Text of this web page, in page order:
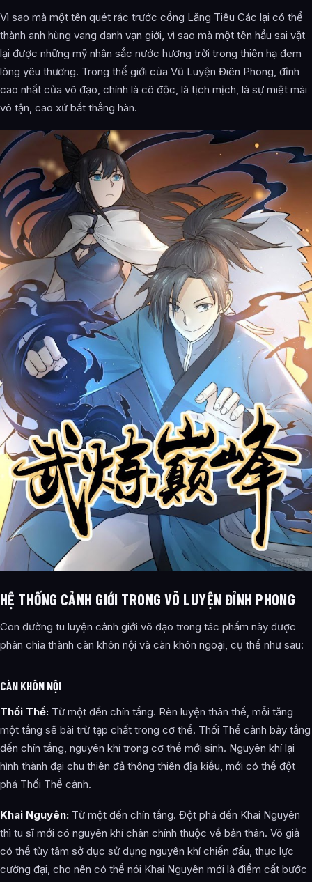
Vì sao mà một tên quét rác trước cổng Lăng Tiêu Các lại có thể
thành anh hùng vang danh vạn giới, vì sao mà một tên hầu sai vặt
lại được những mỹ nhân sắc nước hương trời trong thiên hạ đem
lòng yêu thương. Trong thế giới của Vũ Luyện Điên Phong, đỉnh
cao nhất của võ đạo, chính là cô độc, là tịch mịch, là sự miệt mài
vô tận, cao xứ bất thắng hàn.
HỆ THỐNG CẢNH GIỚI TRONG VÕ LUYỆN ĐỈNH PHONG
Con đường tu luyện cảnh giới võ đạo trong tác phẩm này được
phân chia thành càn khôn nội và càn khôn ngoại, cụ thể như sau:
CÀN KHÔN NỘI
Thối Thể: Từ một đến chín tầng. Rèn luyện thân thể, mỗi tăng
một tầng sẽ bài trừ tạp chất trong cơ thể. Thối Thể cảnh bảy tầng
đến chín tầng, nguyên khí trong cơ thể mới sinh. Nguyên khí lại
hình thành đại chu thiên đả thông thiên địa kiều, mới có thể đột
phá Thối Thể cảnh.
Khai Nguyên: Từ một đến chín tầng. Đột phá đến Khai Nguyên
thì tu sĩ mới có nguyên khí chân chính thuộc về bản thân. Võ giả
có thể tùy tâm sở dục sử dụng nguyên khí chiến đấu, thực lực
cường đại, cho nên có thể nói Khai Nguyên mới là điểm cất bước